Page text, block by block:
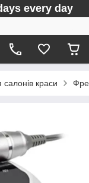
every day
краси